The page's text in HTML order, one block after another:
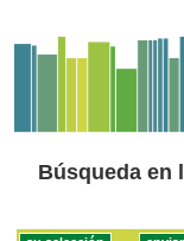
Búsqueda en